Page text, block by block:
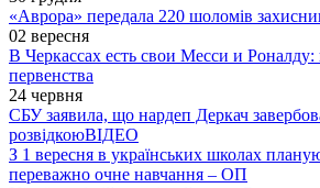
«Аврора» передала 220 шоломів
02 вересня
В Черкассах есть свои Месси и
первенства
24 червня
СБУ заявила, що нардеп Деркач
розвідкоюВІДЕО
З 1 вересня в українських школах
переважно очне навчання – ОП